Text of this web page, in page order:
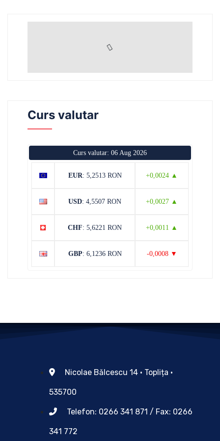
Curs valutar
Curs valutar: 06 Aug 2026
EUR: 5,2513 RON +0,0024 ▲
USD: 4,5507 RON +0,0027 ▲
CHF: 5,6221 RON +0,0011 ▲
GBP: 6,1236 RON -0,0008 ▼
Nicolae Bălcescu 14 • Toplița •
535700
Telefon: 0266 341 871 / Fax: 0266
341 772